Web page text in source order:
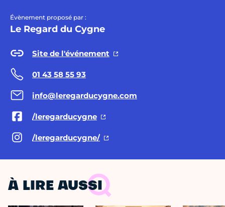
Évènement proposé par :
Le Regard du Cygne
Site de l'événement
01 43 58 55 93
info@leregarducygne.com
/leregarducygne
/leregarducygne/
À LIRE AUSSI